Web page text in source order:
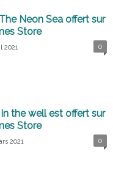
Neon Sea offert sur
Store
2021 0
the well est offert sur
Store
2021 0